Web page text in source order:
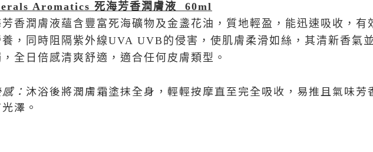
Aromatics 死海芳香潤膚液 60ml
香潤膚液蘊含豐富死海礦物及金盞花油，質地輕盈，能迅速吸收，有
養，同時阻隔紫外線UVA UVB的侵害，使肌膚柔滑如絲，其清新香氣
，全日倍感清爽舒適，適合任何皮膚類型。
： 沐浴後將潤膚霜塗抹全身，輕輕按摩直至完全吸收，易推且氣味芳
光澤。